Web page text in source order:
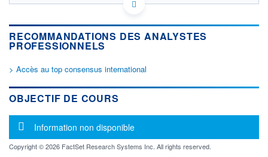
DONNÉES TEMPS DIFFÉRÉ
Politique d'exécution
Cotation sur les autres places
OUVERTURE CLÔTURE VEILLE
0,0070
2 930 043
VALORISATION
RECOMMANDATIONS DES ANALYSTES
PROFESSIONNELS
> Accès au top consensus international
OBJECTIF DE COURS
Message d'information
Information non disponible
Copyright © 2026 FactSet Research Systems Inc. All rights reserved.